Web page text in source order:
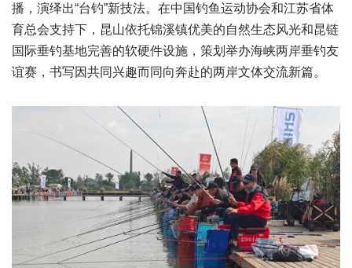
播，演绎出“台钓”新技法。在中国钓鱼运动协会和江苏省体
育总会支持下，昆山依托锦溪镇优美的自然生态风光和昆链
国际垂钓基地完善的软硬件设施，策划举办海峡两岸垂钓友
谊赛，书写因共同兴趣而同向奔赴的两岸文体交流新篇。